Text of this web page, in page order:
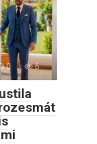
0 6